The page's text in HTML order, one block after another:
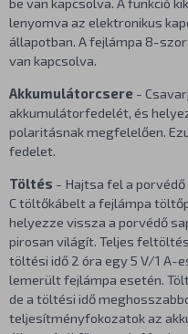
lenyomva az elektronikus
állapotban. A fejlámpa 8-
van kapcsolva.
Akkumulátorcsere -
akkumulátorfedelét, és
polaritásnak megfelelően.
fedelet.
Töltés - Hajtsa fel a
C töltőkábelt a fejlámpa
helyezze vissza a porvédő
pirosan világít. Teljes
töltési idő 2 óra egy 5 V/1 A-
lemerült fejlámpa esetén.
de a töltési idő
teljesítményfokozatok az